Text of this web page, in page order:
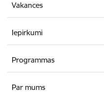
Vakances
Iepirkumi
Programmas
Par mums